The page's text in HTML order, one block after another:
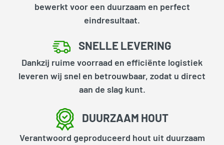
bewerkt voor een duurzaam en perfect
eindresultaat.
SNELLE LEVERING
Dankzij ruime voorraad en efficiënte logistiek
leveren wij snel en betrouwbaar, zodat u direct
aan de slag kunt.
DUURZAAM HOUT
Verantwoord geproduceerd hout uit duurzaam